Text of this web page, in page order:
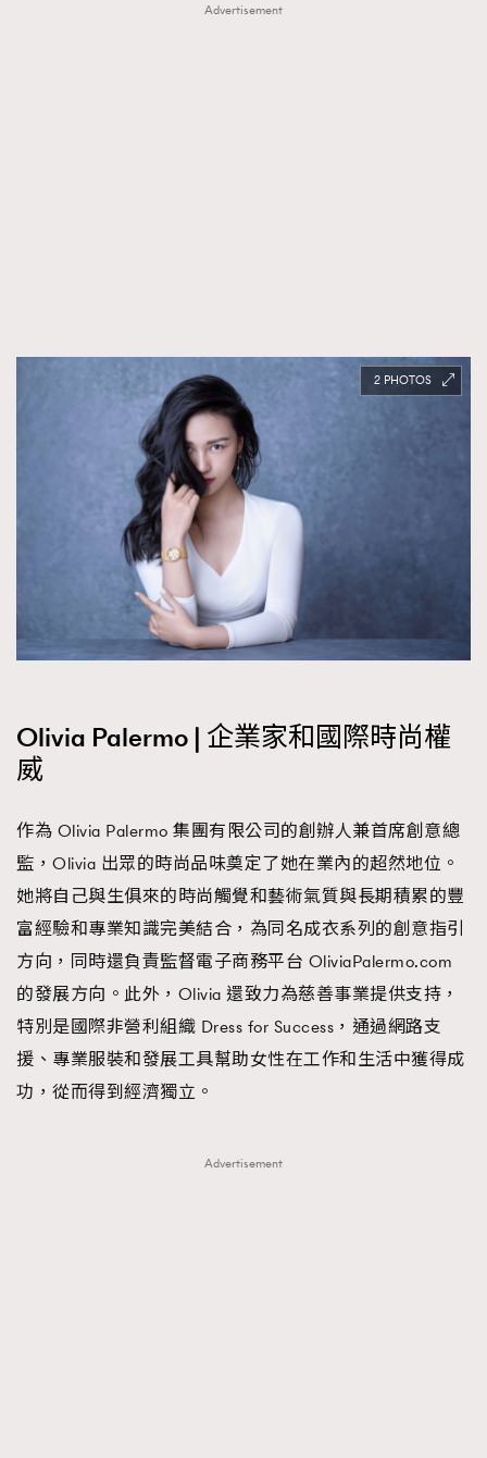
Advertisement
2
Olivia Palermo | 企業家和國際時尚權
威
作為 Olivia Palermo 集團有限公司的創辦人兼首席創意總
監，Olivia 出眾的時尚品味奠定了她在業內的超然地位。
她將自己與生俱來的時尚觸覺和藝術氣質與長期積累的豐
富經驗和專業知識完美結合，為同名成衣系列的創意指引
方向，同時還負責監督電子商務平台 OliviaPalermo.com
的發展方向。此外，Olivia 還致力為慈善事業提供支持，
特別是國際非營利組織 Dress for Success，通過網路支
援、專業服裝和發展工具幫助女性在工作和生活中獲得成
功，從而得到經濟獨立。
Advertisement